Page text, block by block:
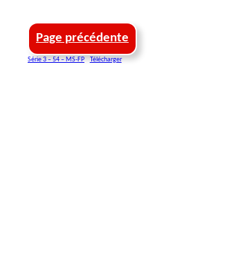
Page précédente
Série 3 – 54 – MS-FP Télécharger